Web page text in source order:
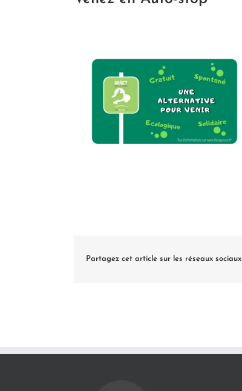
Partagez cet article sur les réseaux sociaux